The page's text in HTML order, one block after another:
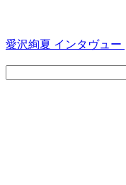
愛沢絢夏 インタヴュー